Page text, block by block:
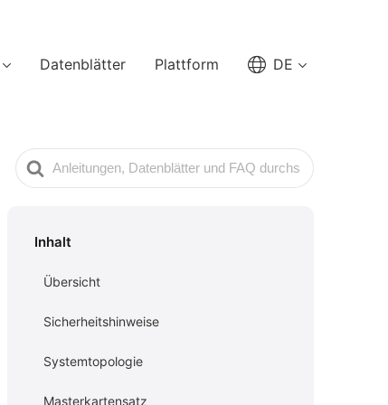
Datenblätter Plattform DE
Suche
nach
Inhalt
Übersicht
Sicherheitshinweise
Systemtopologie
Masterkartensatz